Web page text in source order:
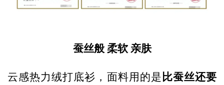
蚕丝般 柔软 亲肤
云感热力绒打底衫，面料用的是比蚕丝还要